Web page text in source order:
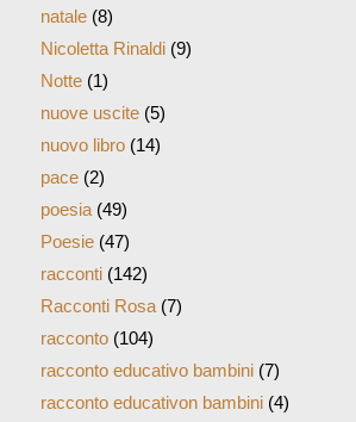
natale(8)
Nicoletta Rinaldi(9)
Notte(1)
nuove uscite(5)
nuovo libro(14)
pace(2)
poesia(49)
Poesie(47)
racconti(142)
Racconti Rosa(7)
racconto(104)
racconto educativo bambini(7)
racconto educativon bambini(4)